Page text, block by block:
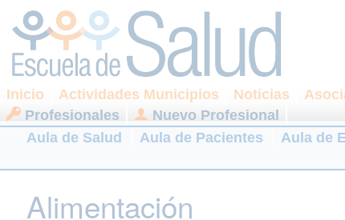
Inicio Actividades Municipios Noticias
Profesionales
Nuevo Profesional
Aula de Salud
Aula de Pacientes Aula de
Alimentación